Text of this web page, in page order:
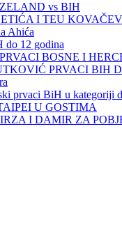
vs BIH
I TEU
Ahića
do 12 godina
BOSNE I
PRVACI BIH
prvaci BiH u kategoriji
U GOSTIMA
I DAMIR ZA